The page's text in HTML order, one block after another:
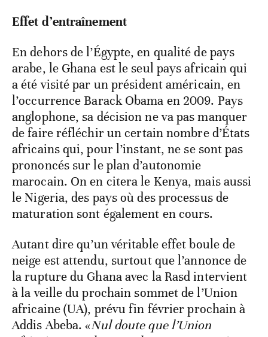
Effet d’entraînement
En dehors de l’Égypte, en qualité de pays
arabe, le Ghana est le seul pays africain qui
a été visité par un président américain, en
l’occurrence Barack Obama en 2009. Pays
anglophone, sa décision ne va pas manquer
de faire réfléchir un certain nombre d’États
africains qui, pour l’instant, ne se sont pas
prononcés sur le plan d’autonomie
marocain. On en citera le Kenya, mais aussi
le Nigeria, des pays où des processus de
maturation sont également en cours.
Autant dire qu’un véritable effet boule de
neige est attendu, surtout que l’annonce de
la rupture du Ghana avec la Rasd intervient
à la veille du prochain sommet de l’Union
africaine (UA), prévu fin février prochain à
Addis Abeba. «Nul doute que l’Union